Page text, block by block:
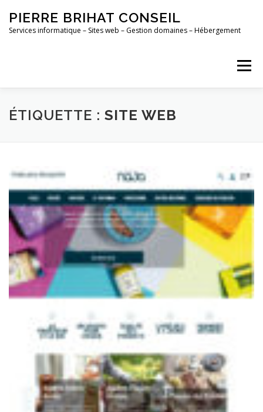
contenu
PIERRE BRIHAT CONSEIL
Services informatique – Sites web – Gestion domaines – Hébergement
Menu
ACCUEIL MAINTENANCE CONTACT
ÉTIQUETTE : SITE WEB